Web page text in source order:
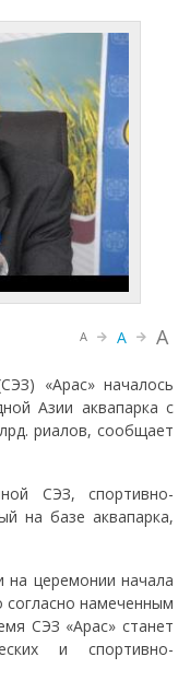
A A A
«Арас» началось
Азии аквапарка с
риалов, сообщает
СЭЗ, спортивно-
на базе аквапарка,
на церемонии начала
согласно намеченным
СЭЗ «Арас» станет
и спортивно-